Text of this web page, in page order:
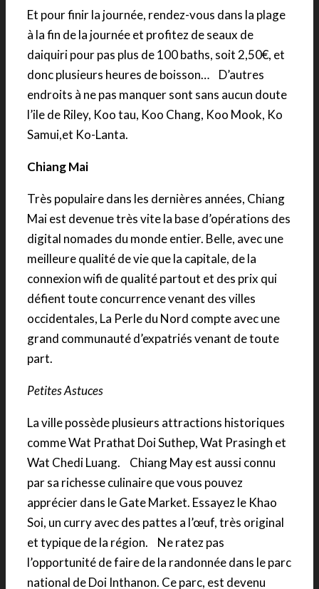
Et pour finir la journée, rendez-vous dans la plage
à la fin de la journée et profitez de seaux de
daiquiri pour pas plus de 100 baths, soit 2,50€, et
donc plusieurs heures de boisson… D’autres
endroits à ne pas manquer sont sans aucun doute
l’ile de Riley, Koo tau, Koo Chang, Koo Mook, Ko
Samui,et Ko-Lanta.
Chiang Mai
Très populaire dans les dernières années, Chiang
Mai est devenue très vite la base d’opérations des
digital nomades du monde entier. Belle, avec une
meilleure qualité de vie que la capitale, de la
connexion wifi de qualité partout et des prix qui
défient toute concurrence venant des villes
occidentales, La Perle du Nord compte avec une
grand communauté d’expatriés venant de toute
part.
Petites Astuces
La ville possède plusieurs attractions historiques
comme Wat Prathat Doi Suthep, Wat Prasingh et
Wat Chedi Luang. Chiang May est aussi connu
par sa richesse culinaire que vous pouvez
apprécier dans le Gate Market. Essayez le Khao
Soi, un curry avec des pattes a l’œuf, très original
et typique de la région. Ne ratez pas
l’opportunité de faire de la randonnée dans le parc
national de Doi Inthanon. Ce parc, est devenu